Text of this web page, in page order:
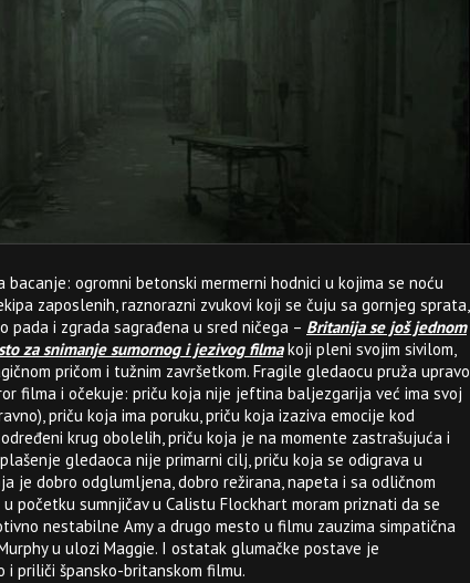
ogromni betonski mermerni hodnici u kojima se noću
zaposlenih, raznorazni zvukovi koji se čuju sa gornjeg sprata,
pada i zgrada sagrađena u sred ničega – Britanija se još jednom
za snimanje sumornog i jezivog filmakoji pleni svojim sivilom,
pričom i tužnim završetkom. Fragile gledaocu pruža upravo
filma i očekuje: priču koja nije jeftina baljezgarija već ima svoj
priču koja ima poruku, priču koja izaziva emocije kod
krug obolelih, priču koja je na momente zastrašujuća i
gledaoca nije primarni cilj, priču koja se odigrava u
je dobro odglumljena, dobro režirana, napeta i sa odličnom
početku sumnjičav u Calistu Flockhart moram priznati da se
nestabilne Amy a drugo mesto u filmu zauzima simpatična
u ulozi Maggie. I ostatak glumačke postave je
i priliči špansko-britanskom filmu.